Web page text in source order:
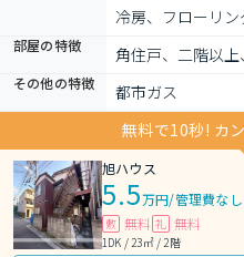
冷房、フローリ
部屋の特徴 角住戸、二階以
その他の特徴
都市ガス
無料で10秒! カ
旭ハウス
5.5万円/管理費なし
敷 無料 礼 無料
1DK / 23㎡ / 2階